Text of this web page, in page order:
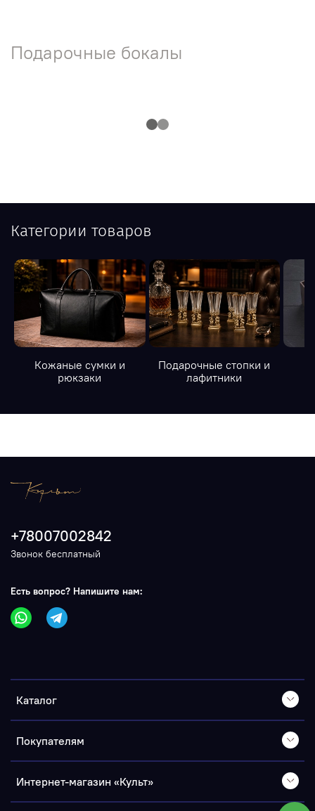
Подарочные бокалы
Категории товаров
Кожаные сумки и
рюкзаки
Подарочные стопки и
лафитники
Каталог
Покупателям
Интернет-магазин «Культ»
+78007002842
Звонок бесплатный
Есть вопрос? Напишите нам: